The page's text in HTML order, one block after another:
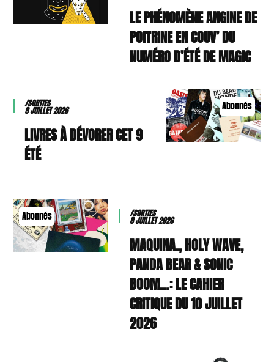
LE PHÉNOMÈNE ANGINE DE
POITRINE EN COUV’ DU
NUMÉRO D’ÉTÉ DE MAGIC
Abonnés
/SORTIES
9 JUILLET 2026
9 LIVRES À DÉVORER CET
ÉTÉ
Abonnés /SORTIES
8 JUILLET 2026
MAQUINA., HOLY WAVE,
PANDA BEAR & SONIC
BOOM…: LE CAHIER
CRITIQUE DU 10 JUILLET
2026